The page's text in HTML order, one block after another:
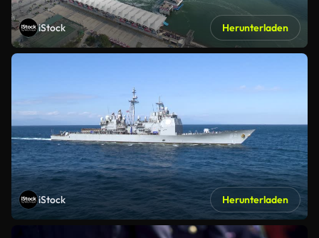
iStock Herunterladen
iStock Herunterladen